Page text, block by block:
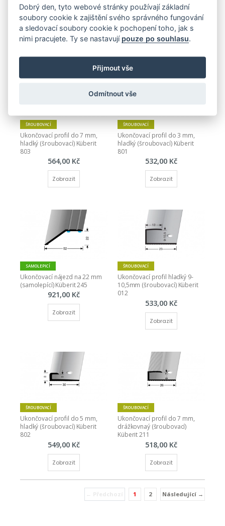
010
511,00 Kč
Zobrazit
504,00 Kč
Zobrazit
ŠROUBOVACÍ
Ukončovací profil do 7 mm,
hladký (šroubovací) Küberit
803
564,00 Kč
Zobrazit
ŠROUBOVACÍ
Ukončovací profil do 3 mm,
hladký (šroubovací) Küberit
801
532,00 Kč
Zobrazit
SAMOLEPICÍ
Ukončovací nájezd na 22 mm
(samolepící) Küberit 245
921,00 Kč
Zobrazit
ŠROUBOVACÍ
Ukončovací profil hladký 9-
10,5mm (šroubovací) Küberit
012
533,00 Kč
Zobrazit
ŠROUBOVACÍ
Ukončovací profil do 5 mm,
hladký (šroubovací) Küberit
802
549,00 Kč
Zobrazit
ŠROUBOVACÍ
Ukončovací profil do 7 mm,
drážkovnaý (šroubovací)
Küberit 211
518,00 Kč
Zobrazit
1(current)
2 Následující →
Dobrý den, tyto webové stránky používají základní
soubory cookie k zajištění svého správného fungování
a sledovací soubory cookie k pochopení toho, jak s
nimi pracujete. Ty se nastavují pouze po souhlasu.
Přijmout vše
Odmítnout vše